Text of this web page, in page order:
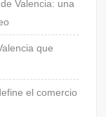
Valencia: una
que
el comercio